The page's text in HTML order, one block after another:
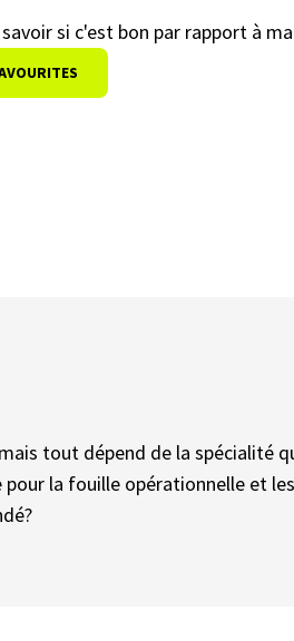
si c'est bon par rapport à
tout dépend de la spécialité
la fouille opérationnelle et